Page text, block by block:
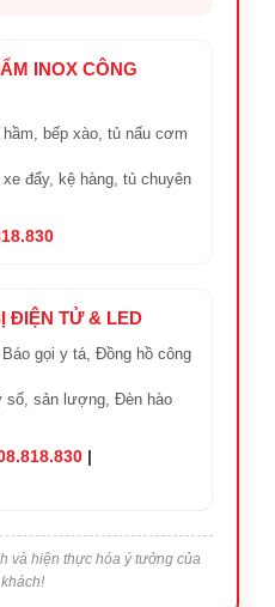
INOX CÔNG
hầm, bếp xào, tủ nấu cơm
đẩy, kệ hàng, tủ chuyên
ĐIỆN TỬ & LED
Báo gọi y tá, Đồng hồ công
số, sản lượng, Đèn hào
|
và hiện thực hóa ý tưởng của